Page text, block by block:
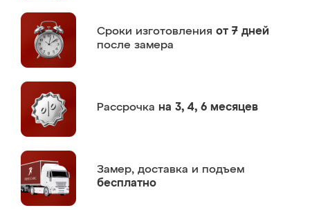
Сроки изготовления от 7 дней
после замера
Рассрочка на 3, 4, 6 месяцев
Замер, доставка и подъем
бесплатно